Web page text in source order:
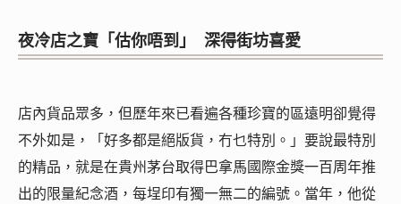
夜冷店之寶「估你唔到」 深得街坊喜愛
店內貨品眾多，但歷年來已看遍各種珍寶的區遠明卻覺得
不外如是，「好多都是絕版貨，冇乜特別。」要說最特別
的精品，就是在貴州茅台取得巴拿馬國際金獎一百周年推
出的限量紀念酒，每埕印有獨一無二的編號。當年，他從